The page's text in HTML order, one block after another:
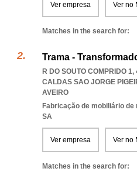
Ver empresa Ver no
Matches in the search for:
Trama -
R DO SOUTO COMPRIDO
CALDAS SAO JORGE
AVEIRO
Fabricação de mobiliário
SA
Ver empresa Ver no
Matches in the search for: